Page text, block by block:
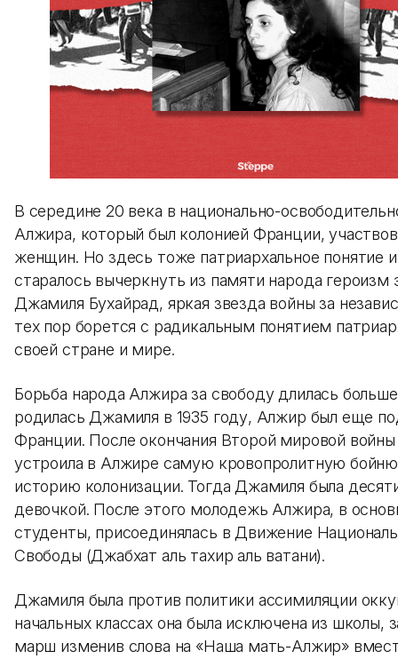
В середине 20 века в национально-
Алжира, который был колонией Франции,
женщин. Но здесь тоже патриархальное понятие
старалось вычеркнуть из памяти народа
Джамиля Бухайрад, яркая звезда войны за
тех пор борется с радикальным понятием
своей стране и мире.
Борьба народа Алжира за свободу длилась
родилась Джамиля в 1935 году, Алжир был еще
Франции. После окончания Второй мировой
устроила в Алжире самую кровопролитную
историю колонизации. Тогда Джамиля была
девочкой. После этого молодежь Алжира, в
студенты, присоединялась в Движение
Свободы (Джабхат аль тахир аль ватани).
Джамиля была против политики ассимиляции
начальных классах она была исключена из школы,
марш изменив слова на «Наша мать-Алжир»